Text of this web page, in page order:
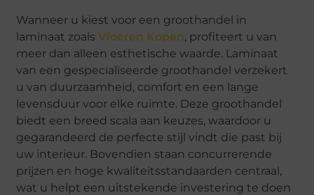
Wanneer u kiest voor een groothandel in
laminaat zoalsVloeren Kopen, profiteert u van
meer dan alleen esthetische waarde. Laminaat
van een gespecialiseerde groothandel verzekert
u van duurzaamheid, comfort en een lange
levensduur voor elke ruimte. Deze groothandel
biedt een breed scala aan keuzes, waardoor u
gegarandeerd de perfecte stijl vindt die past bij
uw interieur. Bovendien staan concurrerende
prijzen en hoge kwaliteitsstandaarden centraal,
wat u helpt een uitstekende investering te doen